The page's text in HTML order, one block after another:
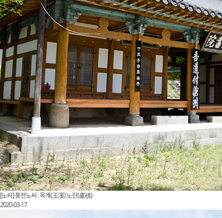
[노씨] 풍천노씨 : 옥계(玉溪) 노진(盧禛)
2020-03-17